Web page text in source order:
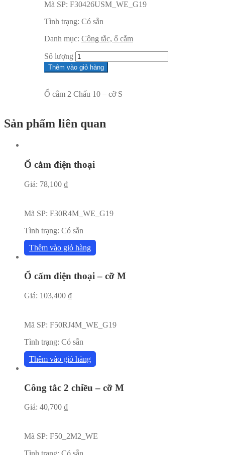
Mã SP: F30426USM_WE_G19
Tình trạng: Có sẵn
Danh mục: Công tắc, ổ cắm
Sô lượng
Thêm vào giỏ hàng
Ổ cắm 2 Chấu 10 – cỡ S
Sản phẩm liên quan
Ổ cắm điện thoại
Giá: 78,100 ₫
Mã SP: F30R4M_WE_G19
Tình trạng: Có sẵn
Thêm vào giỏ hàng
Ổ cấm điện thoại – cỡ M
Giá: 103,400 ₫
Mã SP: F50RJ4M_WE_G19
Tình trạng: Có sẵn
Thêm vào giỏ hàng
Công tắc 2 chiều – cỡ M
Giá: 40,700 ₫
Mã SP: F50_2M2_WE